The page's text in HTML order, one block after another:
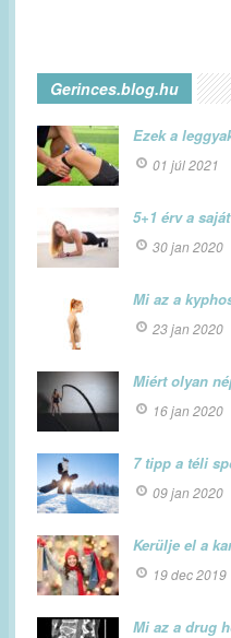
Gerinces.blog.hu
Ezek a
01 júl 2021
5+1 érv a
30 jan 2020
Mi az a
23 jan 2020
Miért olyan
16 jan 2020
7 tipp a téli
09 jan 2020
Kerülje el a
19 dec 2019
Mi az a drug